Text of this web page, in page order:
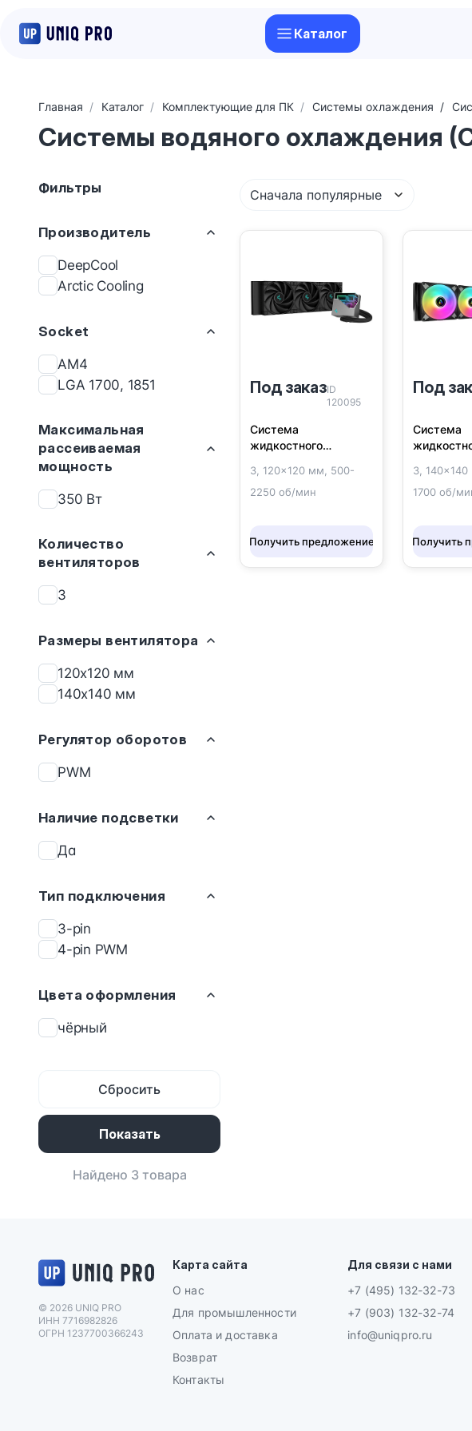
Каталог
Главная Каталог Комплектующие для ПК Системы охлаждения
Системы водяного охлаждения
Фильтры
Производитель
DeepCool
Arctic Cooling
Socket
AM4
LGA 1700, 1851
Максимальная
рассеиваемая
мощность
350 Вт
Количество
вентиляторов
3
Размеры вентилятора
120x120 мм
140x140 мм
Регулятор оборотов
PWM
Наличие подсветки
Да
Тип подключения
3-pin
4-pin PWM
Цвета оформления
чёрный
Сбросить
Найдено 3 товара
Сначала популярные
Под заказID
120095
Система
жидкостного
LT720
3, 120x120 мм, 500-
2250 об/мин
Получить предложение
Под
Система
Cooling
III 420
3,
1700 об/
Получить
Логотип UNIQ PRO
© 2026 UNIQ PRO
ИНН 7716982826
ОГРН 1237700366243
Карта сайта
О нас
Для промышленности
Оплата и доставка
Возврат
Контакты
Для связи с нами
+7 (495) 132-32-73
+7 (903) 132-32-74
info@uniqpro.ru